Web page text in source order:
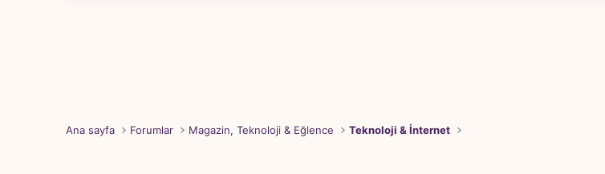
Ana sayfa Forumlar Magazin, Teknoloji & Eğlence Teknoloji & İnternet